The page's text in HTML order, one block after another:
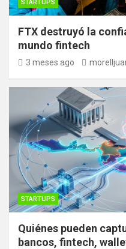
STARTUPS
FTX destruyó la
mundo fintech
3 meses ago
STARTUPS
Quiénes pueden
bancos, fintech,